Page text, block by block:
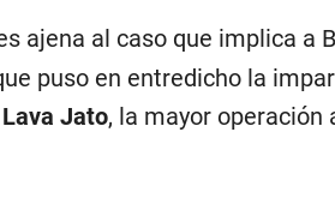
ajena al caso que implica a
puso en entredicho la
Lava Jato, la mayor operación